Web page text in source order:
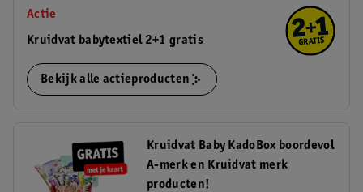
Actie
Kruidvat babytextiel 2+1 gratis
Bekijk alle actieproducten
Kruidvat Baby KadoBox boordevol
A-merk en Kruidvat merk
producten!